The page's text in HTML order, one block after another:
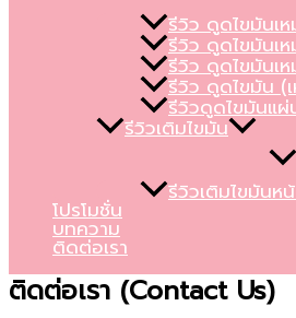
รีวิว ดูดไขมันเ
รีวิว ดูดไขมันเห
รีวิว ดูดไขมันเห
รีวิว ดูดไขมัน (
รีวิวดูดไขมันแ
รีวิวเติมไขมัน
รีวิวเติมไขมันห
โปรโมชั่น
บทความ
ติดต่อเรา
ติดต่อเรา (Contact Us)